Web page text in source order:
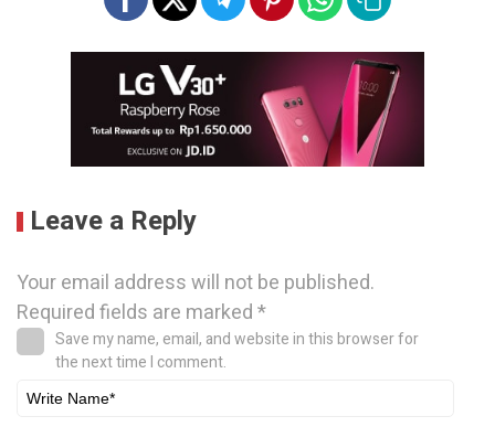
Leave a Reply
Your email address will not be published.
Required fields are marked*
Save my name, email, and website in this browser for
the next time I comment.